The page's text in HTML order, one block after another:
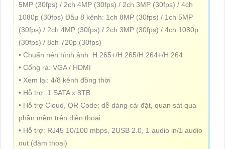
5MP (30fps) / 2ch 4MP (30fps) / 2ch 3MP (30fps) / 4ch
1080p (30fps) Đầu 8 kênh: 1ch 8MP (30fps) / 1ch 5MP
(30fps) / 2ch 4MP (30fps) / 2ch 3MP (30fps) / 4ch 1080p
(30fps) / 8ch 720p (30fps)
• Chuẩn nén hình ảnh: H.265+/H.265/H.264+/H.264
• Cổng ra: VGA / HDMI
• Xem lại: 4/8 kênh đồng thời
• Hỗ trợ: 1 SATA x 8TB
• Hỗ trợ Cloud, QR Code: dễ dàng cài đặt, quan sát qua
phần mềm trên điện thoại
• Hỗ trợ: RJ45 10/100 mbps, 2USB 2.0, 1 audio in/1 audio
out (đàm thoại)